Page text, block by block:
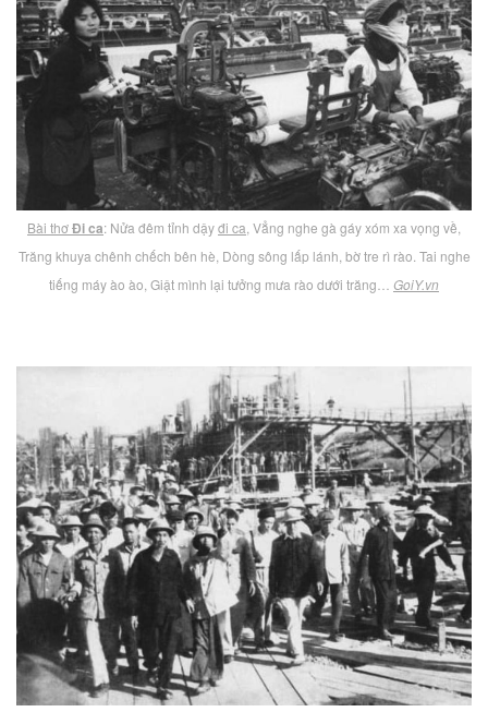
Bài thơĐi ca: Nửa đêm tỉnh dậyđi ca , Vẳng nghe gà gáy xóm xa vọng về,
Trăng khuya chênh chếch bên hè, Dòng sông lấp lánh, bờ tre rì rào. Tai nghe
tiếng máy ào ào, Giật mình lại tưởng mưa rào dưới trăng… GoiY.vn